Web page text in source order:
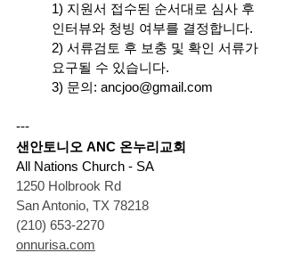
1) 지원서 접수된 순서대로 심사 후
인터뷰와 청빙 여부를 결정합니다.
2) 서류검토 후 보충 및 확인 서류가
요구될 수 있습니다.
3) 문의: ancjoo@gmail.com
---
샌안토니오 ANC 온누리교회
All Nations Church - SA
1250 Holbrook Rd
San Antonio, TX 78218
(210) 653-2270
onnurisa.com